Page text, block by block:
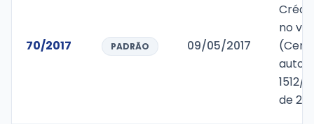
70/2017 PADRÃO 09/05/2017
no
1512/
de